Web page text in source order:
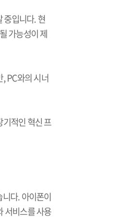
중입니다.현
가능성이 제
, PC와의 시너
적인 혁신 프
니다.아이폰이
서비스를 사용